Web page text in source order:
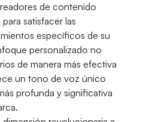
de contenido
satisfacer las
específicos de su
personalizado no
de manera más efectiva
un tono de voz único
profunda y significativa